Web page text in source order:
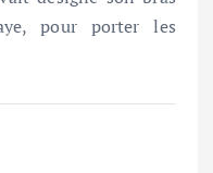
pour porter les